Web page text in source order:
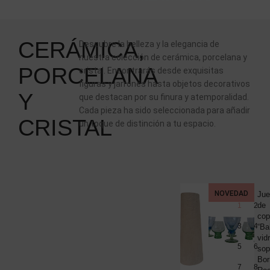
CERÁMICA,
PORCELANA
Y
CRISTAL
Descubre la belleza y la elegancia de
nuestra colección de cerámica, porcelana y
cristal. Encontrarás desde exquisitas
figuras y jarrones hasta objetos decorativos
que destacan por su finura y atemporalidad.
Cada pieza ha sido seleccionada para añadir
un toque de distinción a tu espacio.
Pareja
jarrones,
Maison
Les
Héritiers
para
CRISTAL
DISEÑO
NOVEDAD
de
1 2
3 4
5 6
7 8